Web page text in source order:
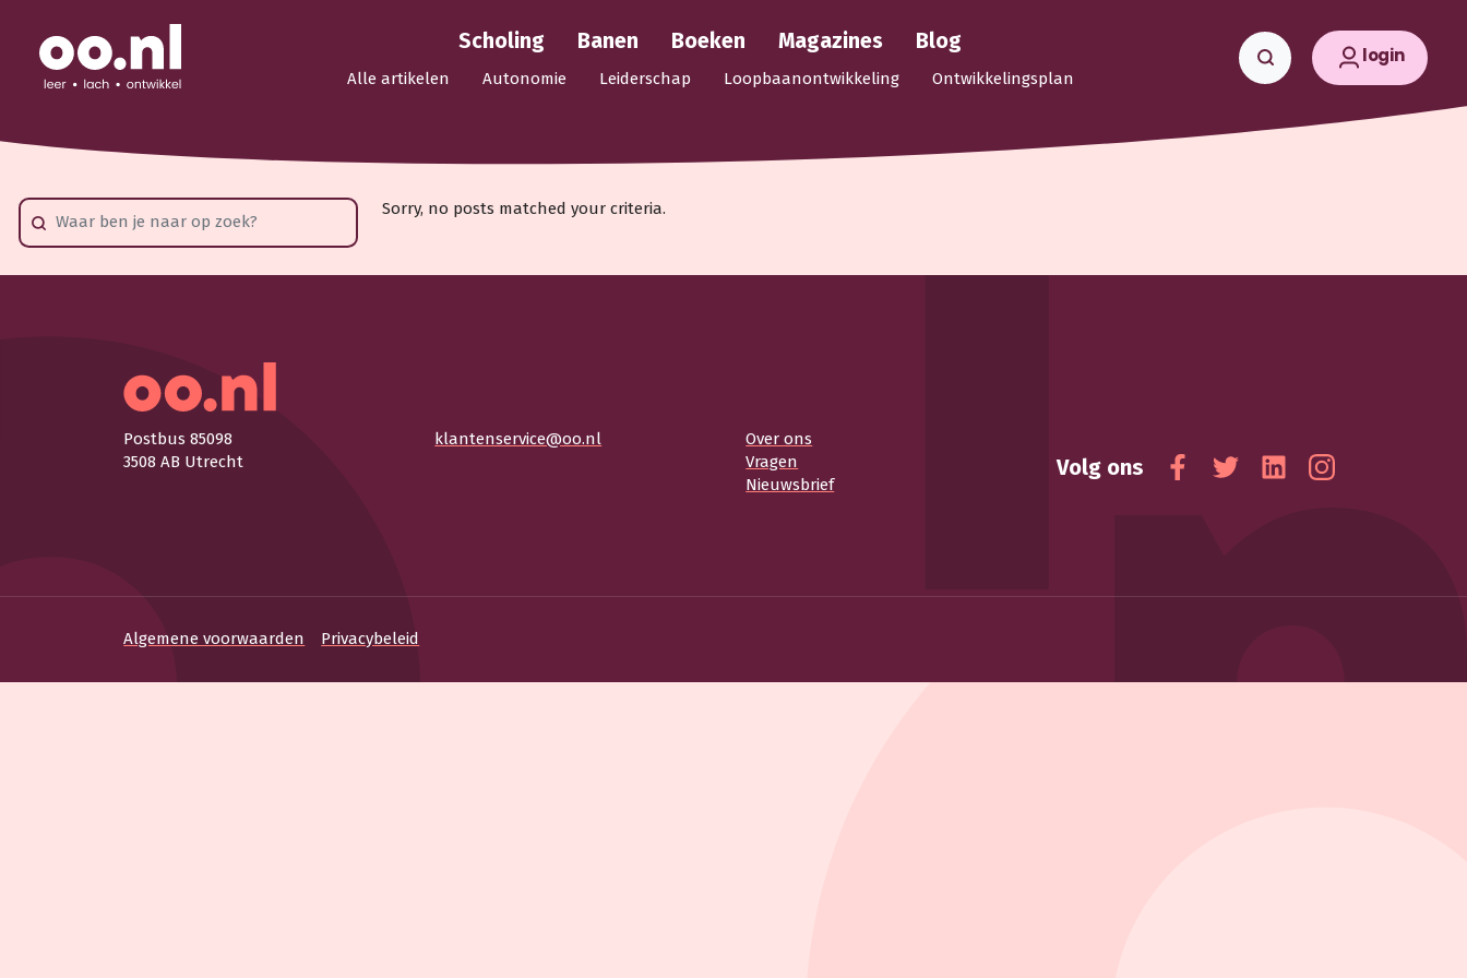
Scholing Banen Boeken Magazines Blog
Alle artikelen Autonomie Leiderschap Loopbaanontwikkeling Ontwikkelingsplan
login
Sorry, no posts matched your criteria.
Postbus 85098
3508 AB Utrecht
klantenservice@oo.nl
Over ons
Vragen
Nieuwsbrief
Volg ons
Facebook
TwitterLinkedinInstagram
Algemene voorwaarden Privacybeleid